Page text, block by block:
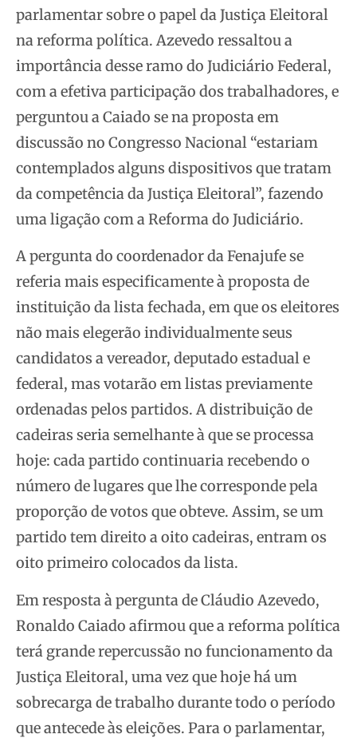
parlamentar sobre o papel da Justiça Eleitoral
na reforma política. Azevedo ressaltou a
importância desse ramo do Judiciário Federal,
com a efetiva participação dos trabalhadores, e
perguntou a Caiado se na proposta em
discussão no Congresso Nacional “estariam
contemplados alguns dispositivos que tratam
da competência da Justiça Eleitoral”, fazendo
uma ligação com a Reforma do Judiciário.
A pergunta do coordenador da Fenajufe se
referia mais especificamente à proposta de
instituição da lista fechada, em que os eleitores
não mais elegerão individualmente seus
candidatos a vereador, deputado estadual e
federal, mas votarão em listas previamente
ordenadas pelos partidos. A distribuição de
cadeiras seria semelhante à que se processa
hoje: cada partido continuaria recebendo o
número de lugares que lhe corresponde pela
proporção de votos que obteve. Assim, se um
partido tem direito a oito cadeiras, entram os
oito primeiro colocados da lista.
Em resposta à pergunta de Cláudio Azevedo,
Ronaldo Caiado afirmou que a reforma política
terá grande repercussão no funcionamento da
Justiça Eleitoral, uma vez que hoje há um
sobrecarga de trabalho durante todo o período
que antecede às eleições. Para o parlamentar,